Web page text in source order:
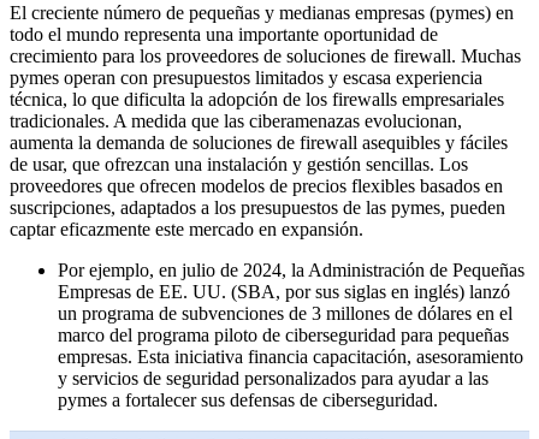
El creciente número de pequeñas y medianas empresas (pymes) en
todo el mundo representa una importante oportunidad de
crecimiento para los proveedores de soluciones de firewall. Muchas
pymes operan con presupuestos limitados y escasa experiencia
técnica, lo que dificulta la adopción de los firewalls empresariales
tradicionales. A medida que las ciberamenazas evolucionan,
aumenta la demanda de soluciones de firewall asequibles y fáciles
de usar, que ofrezcan una instalación y gestión sencillas. Los
proveedores que ofrecen modelos de precios flexibles basados ​​en
suscripciones, adaptados a los presupuestos de las pymes, pueden
captar eficazmente este mercado en expansión.
Por ejemplo, en julio de 2024, la Administración de Pequeñas
Empresas de EE. UU. (SBA, por sus siglas en inglés) lanzó
un programa de subvenciones de 3 millones de dólares en el
marco del programa piloto de ciberseguridad para pequeñas
empresas. Esta iniciativa financia capacitación, asesoramiento
y servicios de seguridad personalizados para ayudar a las
pymes a fortalecer sus defensas de ciberseguridad.